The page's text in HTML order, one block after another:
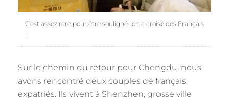
C’est assez rare pour être souligné : on a croisé des Français
!
Sur le chemin du retour pour Chengdu, nous
avons rencontré deux couples de français
expatriés. Ils vivent à Shenzhen, grosse ville